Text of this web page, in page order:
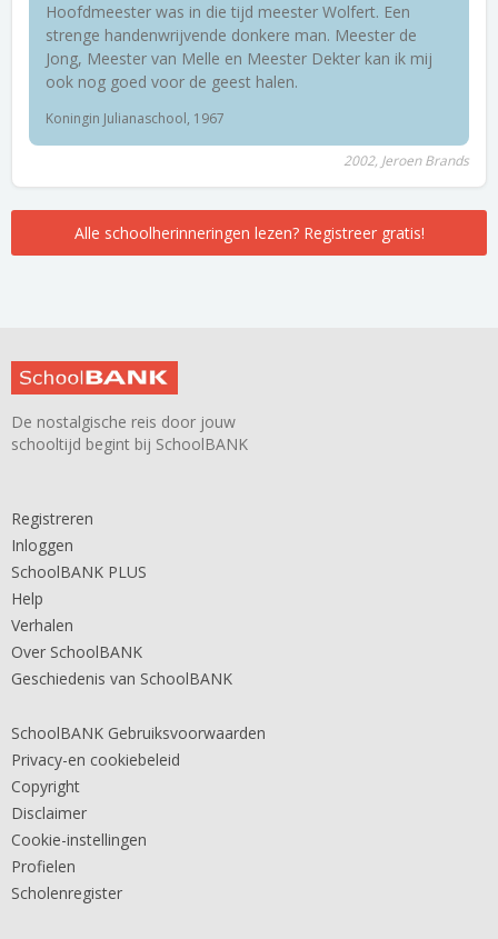
Hoofdmeester was in die tijd meester Wolfert. Een
strenge handenwrijvende donkere man. Meester de
Jong, Meester van Melle en Meester Dekter kan ik mij
ook nog goed voor de geest halen.
Koningin Julianaschool, 1967
2002, Jeroen Brands
Alle schoolherinneringen lezen? Registreer gratis!
De nostalgische reis door jouw
schooltijd begint bij SchoolBANK
Registreren
Inloggen
SchoolBANK PLUS
Help
Verhalen
Over SchoolBANK
Geschiedenis van SchoolBANK
SchoolBANK Gebruiksvoorwaarden
Privacy-en cookiebeleid
Copyright
Disclaimer
Cookie-instellingen
Profielen
Scholenregister